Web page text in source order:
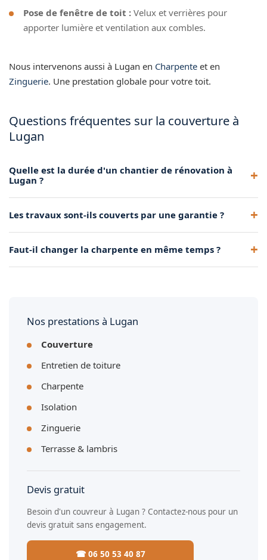
Pose de fenêtre de toit : Velux et verrières pour
apporter lumière et ventilation aux combles.
Nous intervenons aussi à Lugan en Charpente et en
Zinguerie. Une prestation globale pour votre toit.
Questions fréquentes sur la couverture à
Lugan
Quelle est la durée d'un chantier de rénovation à
Lugan ?
3 semaines pour une toiture de maison individuelle.
Les travaux sont-ils couverts par une garantie ?
garantie décennale obligatoire.
Faut-il changer la charpente en même temps ?
Nos prestations à Lugan
Couverture
Entretien de toiture
Charpente
Isolation
Zinguerie
Terrasse & lambris
Devis gratuit
Besoin d'un couvreur à Lugan ? Contactez-nous pour un
devis gratuit sans engagement.
☎ 06 50 53 40 87